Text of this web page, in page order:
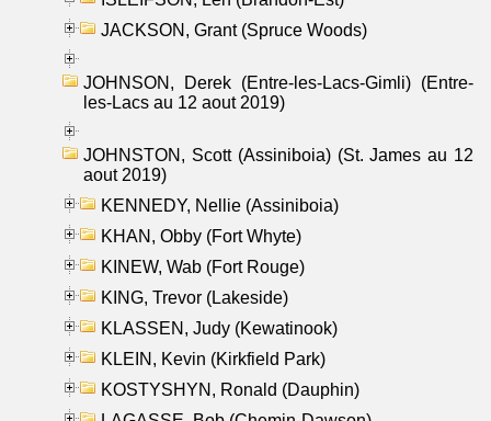
JACKSON, Grant (Spruce Woods)
JOHNSON, Derek (Entre-les-Lacs-Gimli) (Entre-
les-Lacs au 12 aout 2019)
JOHNSTON, Scott (Assiniboia) (St. James au 12
aout 2019)
KENNEDY, Nellie (Assiniboia)
KHAN, Obby (Fort Whyte)
KINEW, Wab (Fort Rouge)
KING, Trevor (Lakeside)
KLASSEN, Judy (Kewatinook)
KLEIN, Kevin (Kirkfield Park)
KOSTYSHYN, Ronald (Dauphin)